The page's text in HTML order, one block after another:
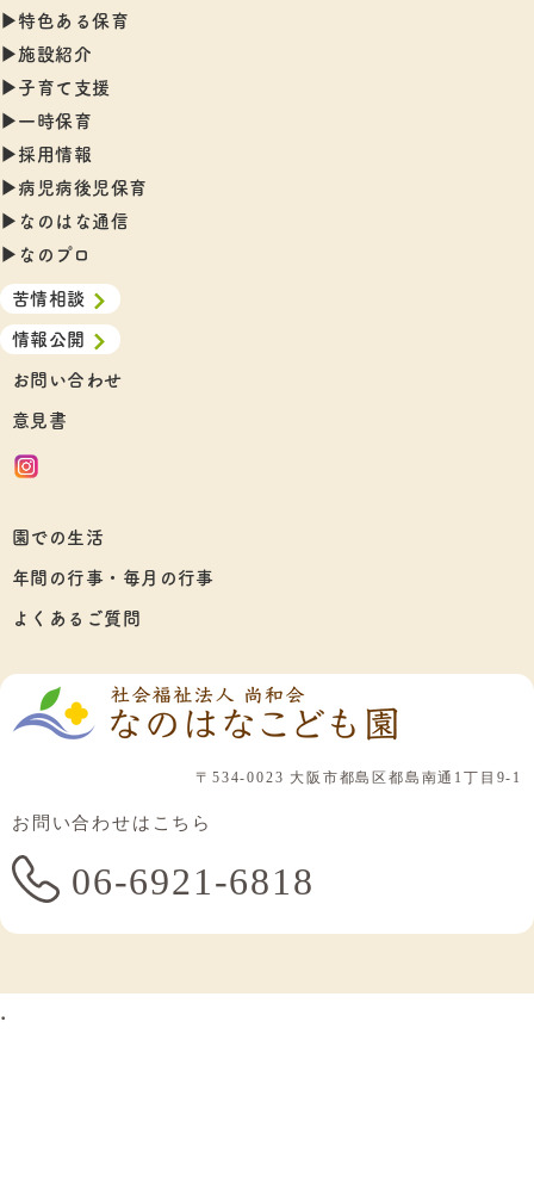
▶︎特色ある保育
▶︎施設紹介
▶︎子育て支援
▶︎一時保育
▶︎採用情報
▶︎病児病後児保育
▶︎なのはな通信
▶︎なのプロ
苦情相談
情報公開
お問い合わせ
意見書
園での生活
年間の行事・毎月の行事
よくあるご質問
〒534-0023 大阪市都島区都島南通1丁目9-1
お問い合わせはこちら
06-6921-6818
.